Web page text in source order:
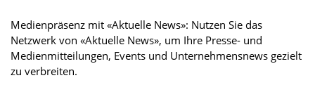
Medienpräsenz mit «Aktuelle News»: Nutzen Sie das
Netzwerk von «Aktuelle News», um Ihre Presse- und
Medienmitteilungen, Events und Unternehmensnews gezielt
zu verbreiten.